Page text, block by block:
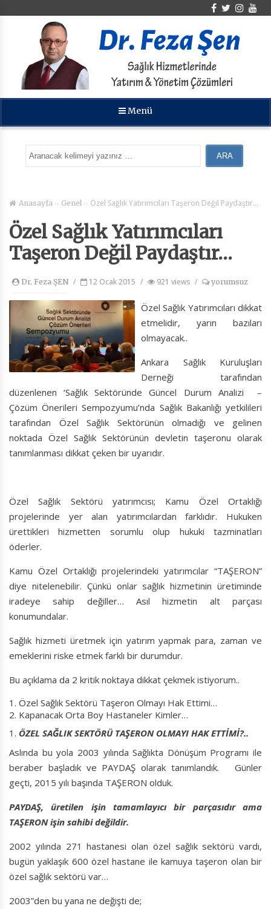
Menü
Anasayfa ›› Genel ›› Özel Sağlık Yatırımcıları Taşeron Değil Paydaştır…
Özel Sağlık Yatırımcıları
Taşeron Değil Paydaştır…
Dr. Feza ŞEN / 12 Ocak 2015 / 921 views / yorumsuz
Özel Sağlık Yatırımcıları dikkat
etmelidir, yarın bazıları
olmayacak..
Ankara Sağlık Kuruluşları
Derneği tarafından
düzenlenen ‘Sağlık Sektöründe Güncel Durum Analizi –
Çözüm Önerileri Sempozyumu’nda Sağlık Bakanlığı yetkilileri
tarafından Özel Sağlık Sektörünün olmadığı ve gelinen
noktada Özel Sağlık Sektörünün devletin taşeronu olarak
tanımlanması dikkat çeken bir uyarıdır.
Özel Sağlık Sektörü yatırımcısı; Kamu Özel Ortaklığı
projelerinde yer alan yatırımcılardan farklıdır. Hukuken
ürettikleri hizmetten sorumlu olup hukuki tazminatları
öderler.
Kamu Özel Ortaklığı projelerindeki yatırımcılar “TAŞERON”
diye nitelenebilir. Çünkü onlar sağlık hizmetinin üretiminde
iradeye sahip değiller… Asıl hizmetin alt parçası
konumundalar.
Sağlık hizmeti üretmek için yatırım yapmak para, zaman ve
emeklerini riske etmek farklı bir durumdur.
Bu açıklama da 2 kritik noktaya dikkat çekmek istiyorum..
Özel Sağlık Sektörü Taşeron Olmayı Hak Ettimi…
Kapanacak Orta Boy Hastaneler Kimler…
ÖZEL SAĞLIK SEKTÖRÜ TAŞERON OLMAYI HAK ETTİMİ?..
Aslında bu yola 2003 yılında Sağlıkta Dönüşüm Programı ile
beraber başladık ve PAYDAŞ olarak tanımlandık. Günler
geçti, 2015 yılı başında TAŞERON olduk.
PAYDAŞ, üretilen işin tamamlayıcı bir parçasıdır ama
TAŞERON işin sahibi değildir.
2002 yılında 271 hastanesi olan özel sağlık sektörü vardı,
bugün yaklaşık 600 özel hastane ile kamuya taşeron olan bir
özel sağlık sektörü var…
2003”den bu yana ne değişti de;